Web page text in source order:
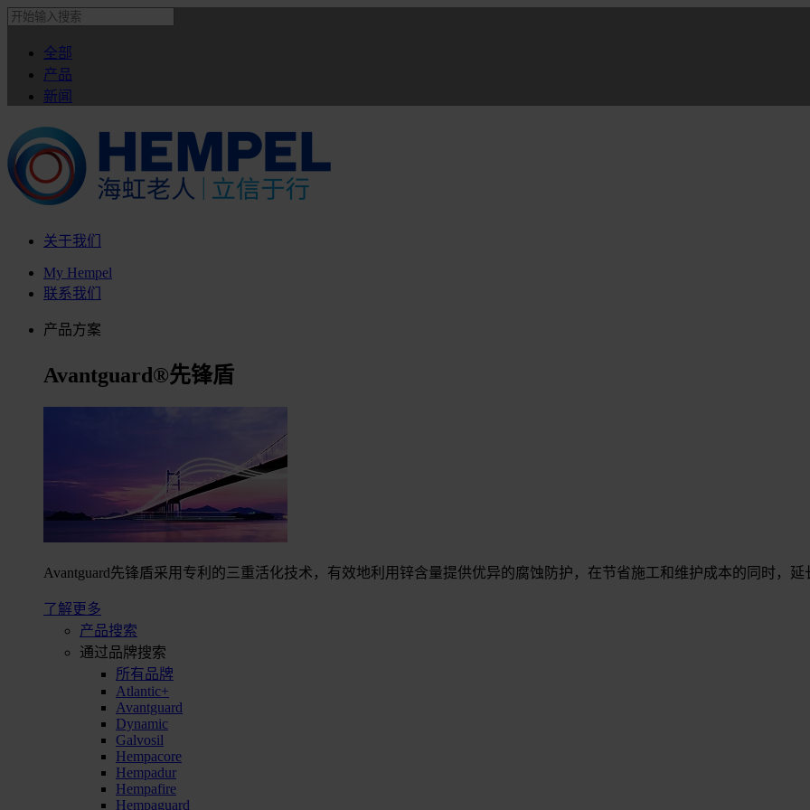
全部
产品
新闻
关于我们
My Hempel
联系我们
产品方案
Avantguard®先锋盾
Avantguard先锋盾采用专利的三重活化技术，有效地利用锌含量提供优异的腐蚀防护，在节省施工和维护成本的同时，延
了解更多
产品搜索
通过品牌搜索
所有品牌
Atlantic+
Avantguard
Dynamic
Galvosil
Hempacore
Hempadur
Hempafire
Hempaguard